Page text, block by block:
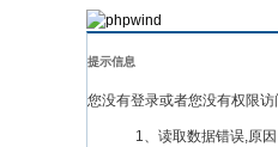
提示信息
您没有登录或者您没有权限
1、读取数据错误,原